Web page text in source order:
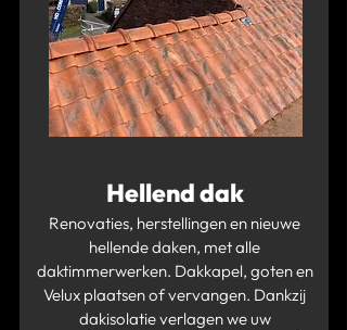
Hellend dak
Renovaties, herstellingen en nieuwe
hellende daken, met alle
daktimmerwerken. Dakkapel, goten en
Velux plaatsen of vervangen. Dankzij
dakisolatie verlagen we uw